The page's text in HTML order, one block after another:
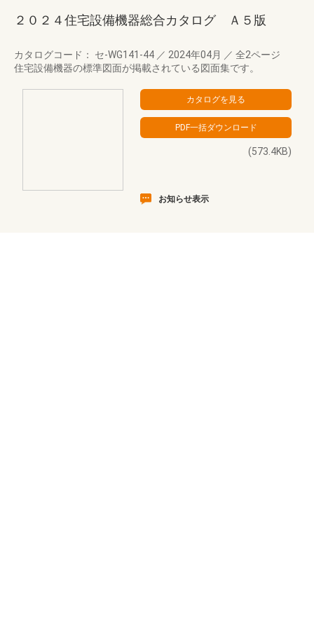
２０２４住宅設備機器総合カタログ Ａ５版
カタログコード： セ-WG141-44 ／ 2024年04月 ／ 全2ページ
住宅設備機器の標準図面が掲載されている図面集です。
(573.4KB)
お知らせ表示